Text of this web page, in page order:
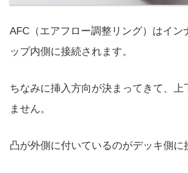
AFC（エアフロー調整リング）はイン
ップ内側に接続されます。
ちなみに挿入方向が決まってきて、上
ません。
凸が外側に付いているのがデッキ側に